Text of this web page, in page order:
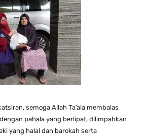
semoga Allah Ta’ala membalas
pahala yang berlipat, dilimpahkan
yang halal dan barokah serta